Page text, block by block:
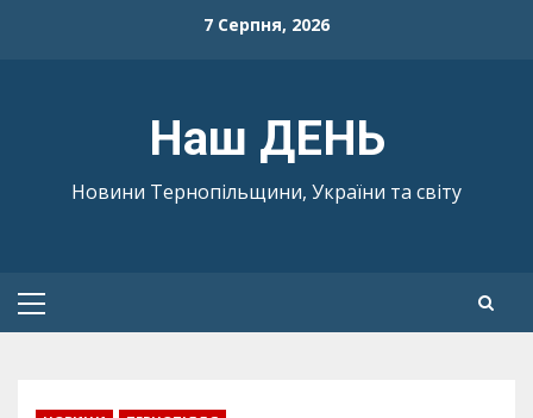
7 Серпня, 2026
Наш ДЕНЬ
Новини Тернопільщини, України та світу
Primary